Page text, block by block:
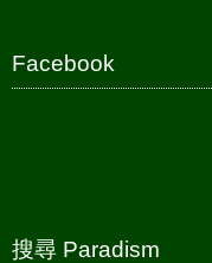
Facebook
搜尋 Paradism